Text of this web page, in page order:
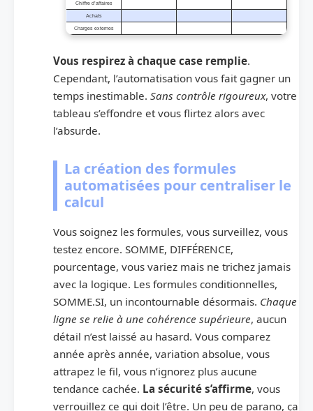
Chiffre d’affaires
Achats
Charges externes
Vous respirez à chaque case remplie.
Cependant, l’automatisation vous fait gagner un
temps inestimable. Sans contrôle rigoureux, votre
tableau s’effondre et vous flirtez alors avec
l’absurde.
La création des formules
automatisées pour centraliser le
calcul
Vous soignez les formules, vous surveillez, vous
testez encore. SOMME, DIFFÉRENCE,
pourcentage, vous variez mais ne trichez jamais
avec la logique. Les formules conditionnelles,
SOMME.SI, un incontournable désormais. Chaque
ligne se relie à une cohérence supérieure, aucun
détail n’est laissé au hasard. Vous comparez
année après année, variation absolue, vous
attrapez le fil, vous n’ignorez plus aucune
tendance cachée. La sécurité s’affirme, vous
verrouillez ce qui doit l’être. Un peu de parano, ça